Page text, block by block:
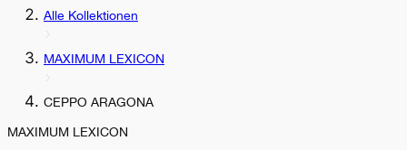
Alle Kollektionen
MAXIMUM LEXICON
CEPPO ARAGONA
MAXIMUM LEXICON